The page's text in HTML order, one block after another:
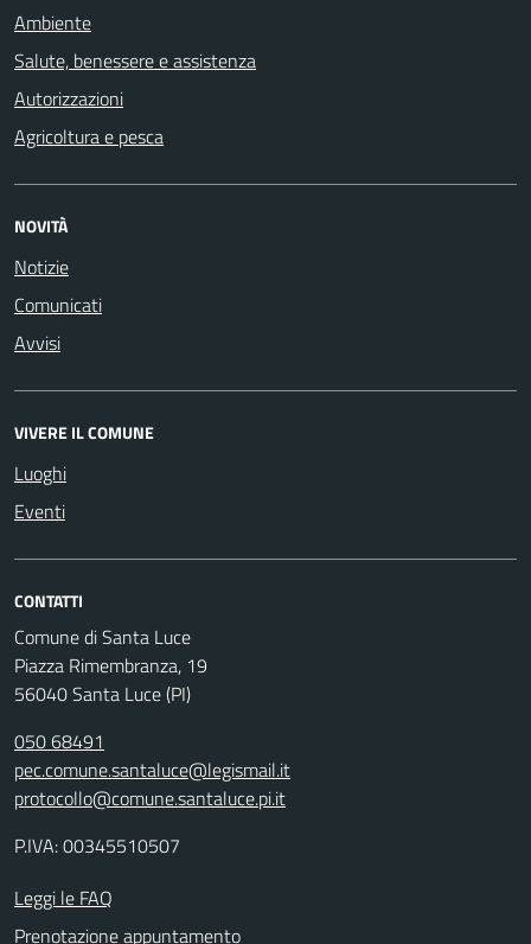
Ambiente
Salute, benessere e assistenza
Autorizzazioni
Agricoltura e pesca
NOVITÀ
Notizie
Comunicati
Avvisi
VIVERE IL COMUNE
Luoghi
Eventi
CONTATTI
Comune di Santa Luce
Piazza Rimembranza, 19
56040 Santa Luce (PI)
050 68491
pec.comune.santaluce@legismail.it
protocollo@comune.santaluce.pi.it
P.IVA: 00345510507
Leggi le FAQ
Prenotazione appuntamento